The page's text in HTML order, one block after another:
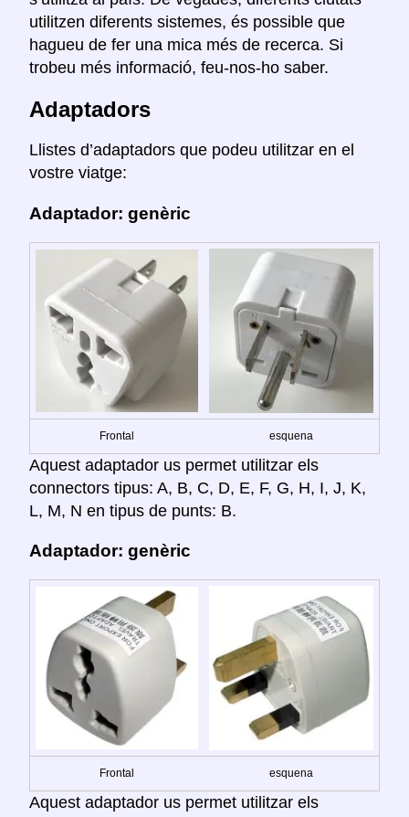
utilitzen diferents sistemes, és possible que
hagueu de fer una mica més de recerca. Si
trobeu més informació, feu-nos-ho saber.
Adaptadors
Llistes d’adaptadors que podeu utilitzar en el
vostre viatge:
Adaptador: genèric
Frontal esquena
Aquest adaptador us permet utilitzar els
connectors tipus: A, B, C, D, E, F, G, H, I, J, K,
L, M, N en tipus de punts: B.
Adaptador: genèric
Frontal esquena
Aquest adaptador us permet utilitzar els